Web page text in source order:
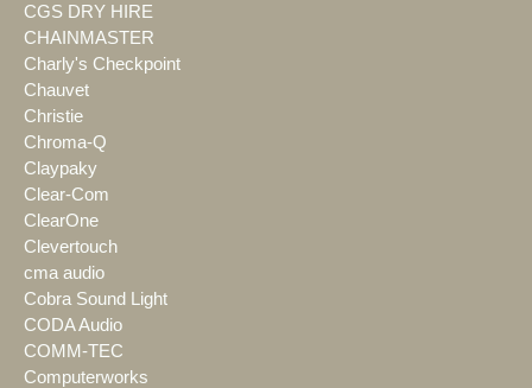
CGS DRY HIRE
CHAINMASTER
Charly's Checkpoint
Chauvet
Christie
Chroma-Q
Claypaky
Clear-Com
ClearOne
Clevertouch
cma audio
Cobra Sound Light
CODA Audio
COMM-TEC
Computerworks